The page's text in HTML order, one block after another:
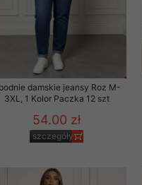
damskie jeansy Roz M-
3XL, 1 Kolor Paczka 12 szt
54.00 zł
szczegóły
prawo do ich
a także prawo
prywatności.